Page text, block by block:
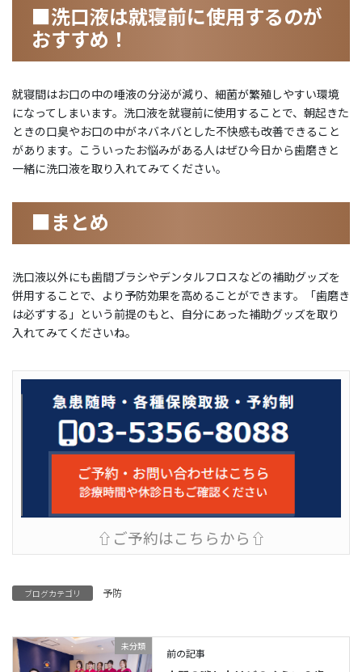
■洗口液は就寝前に使用するのが
おすすめ！
就寝間はお口の中の唾液の分泌が減り、細菌が繁殖しやすい環境
になってしまいます。洗口液を就寝前に使用することで、朝起きた
ときの口臭やお口の中がネバネバとした不快感も改善できること
があります。こういったお悩みがある人はぜひ今日から歯磨きと
一緒に洗口液を取り入れてみてください。
■まとめ
洗口液以外にも歯間ブラシやデンタルフロスなどの補助グッズを
併用することで、より予防効果を高めることができます。「歯磨き
は必ずする」という前提のもと、自分にあった補助グッズを取り
入れてみてくださいね。
⇧ご予約はこちらから⇧
ブログカテゴリ 予防
未分類
前の記事